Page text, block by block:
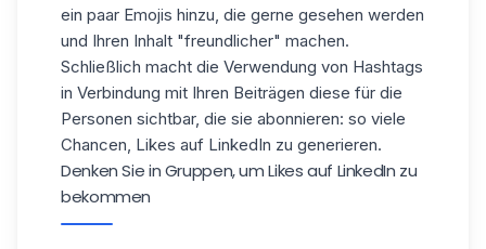
ein paar Emojis hinzu, die gerne gesehen werden
und Ihren Inhalt "freundlicher" machen.
Schließlich macht die Verwendung von Hashtags
in Verbindung mit Ihren Beiträgen diese für die
Personen sichtbar, die sie abonnieren: so viele
Chancen, Likes auf LinkedIn zu generieren.
Denken Sie in Gruppen, um Likes auf LinkedIn zu
bekommen